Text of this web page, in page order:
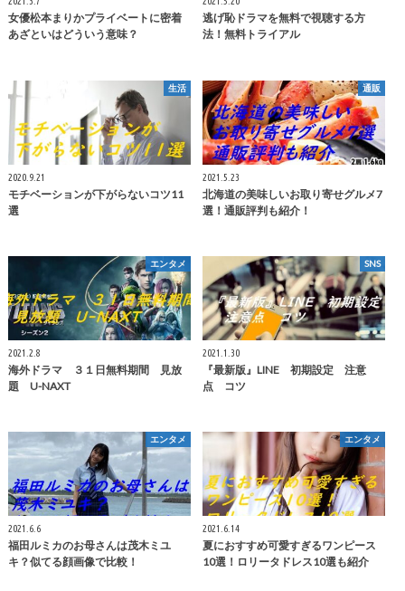
女優松本まりかプライベートに密着
あざといはどういう意味？
逃げ恥ドラマを無料で視聴する方
法！無料トライアル
生活
2020.9.21
モチベーションが下がらないコツ11
選
通販
2021.5.23
北海道の美味しいお取り寄せグルメ7
選！通販評判も紹介！
エンタメ
2021.2.8
海外ドラマ ３１日無料期間 見放
題 U-NAXT
SNS
2021.1.30
『最新版』LINE 初期設定 注意
点 コツ
エンタメ
2021.6.6
福田ルミカのお母さんは茂木ミユ
キ？似てる顔画像で比較！
エンタメ
2021.6.14
夏におすすめ可愛すぎるワンピース
10選！ロリータドレス10選も紹介